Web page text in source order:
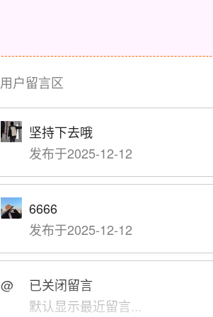
用户留言区
坚持下去哦
发布于2025-12-12
6666
发布于2025-12-12
@
已关闭留言
默认显示最近留言...